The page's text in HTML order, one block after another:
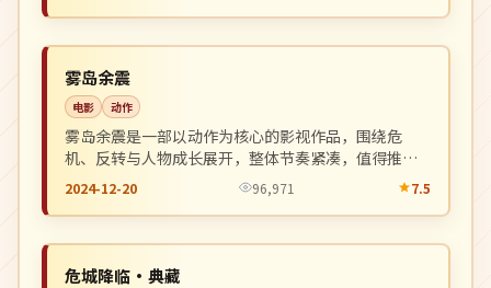
美国
雾岛余震
电影 动作
雾岛余震是一部以动作为核心的影视作品，围绕危
机、反转与人物成长展开，整体节奏紧凑，值得推荐
观看。
2024-12-20 96,971 7.5
英国
危城降临·典藏